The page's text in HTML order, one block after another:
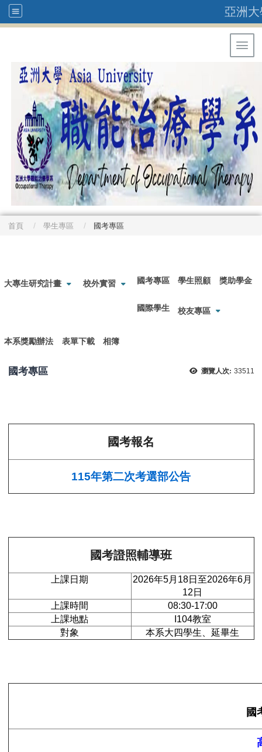
亞洲
首頁 學生專區 國考專區
大專生研究計畫 校外實習 國考專區 學生照顧 獎助學金
國際學生 校友專區
本系獎勵辦法 表單下載 相簿
瀏覽人次: 33511
國考專區
國考報名
115年第二次考選部公告
國考證照輔導班
上課日期
2026年5月18日至2026年6月
12日
上課時間
08:30-17:00
上課地點
I104教室
對象
本系大四學生、延畢生
國